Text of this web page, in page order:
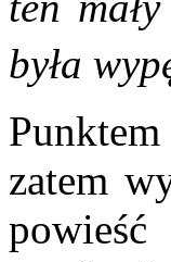
była
zatem